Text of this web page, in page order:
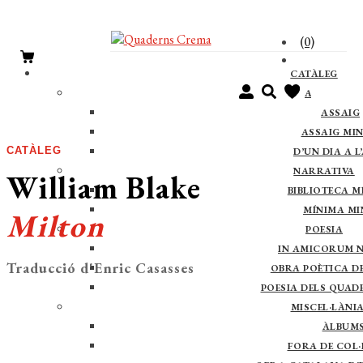
(0)
CATÀLEG
ASSAIG
ASSAIG
ASSAIG
D’UN DIA A
NARRATIVA
BIBLIOTECA
MÍNIMA
POESIA
IN AMICORUM
OBRA POÈTICA
POESIA DELS
FORA DE
CATÀLEG
William Blake
Milton
Traducció d'Enric Casasses